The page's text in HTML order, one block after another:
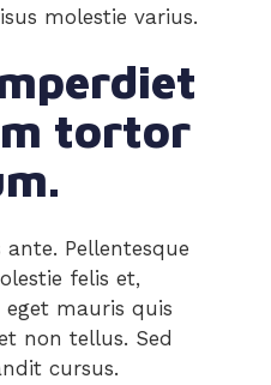
molestie varius.
tortor
Pellentesque
felis et,
mauris quis
non tellus. Sed
cursus.